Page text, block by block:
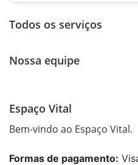
Todos os serviços
Nossa equipe
Espaço Vital
Bem-vindo ao Espaço Vital.
Formas de pagamento: